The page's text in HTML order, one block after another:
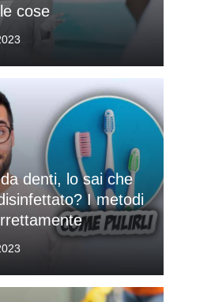
cose
denti, lo sai che
I metodi